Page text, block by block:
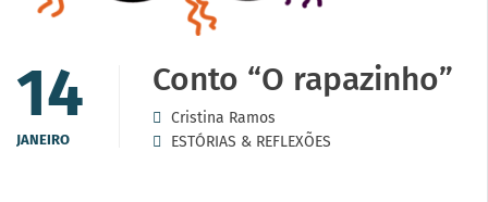
14
JANEIRO
Conto “O rapazinho”
Cristina Ramos
ESTÓRIAS & REFLEXÕES